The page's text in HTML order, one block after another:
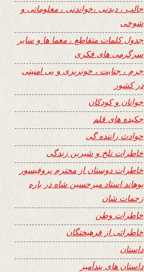
جالب ، دیدنی ،خواندنی ، معلوماتی و
شوخی
جدول کلمات متقاطع ، معما ها و سایر
سرگرمی های فکری
جرم ، جنایت ، خونریزی و بی امنیتی
در کشور
جوانان و کودکان
چکیده های قلم
حوادث راننده گی
خاطرات تلخ و شیرین زندگی
خاطرات دوستان از محترم پروفیسور
پوهاند استاد میرحسین شاه در باره
زحمات شان
خاطرات وطن
خاطراتی از فرهیختگان
داستان
داستان های پندآمیز